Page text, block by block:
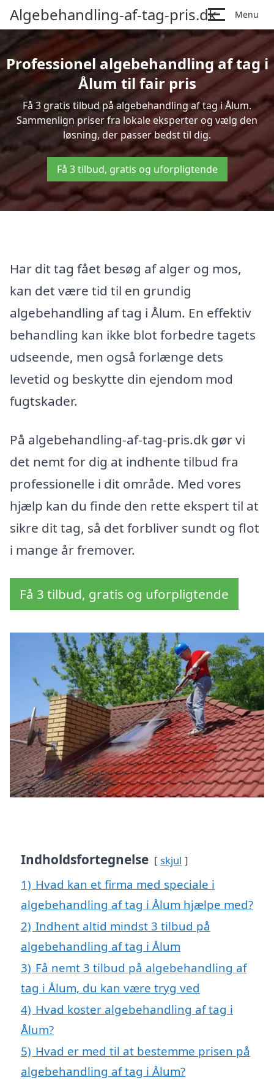
Algebehandling-af-tag-pris.dk Menu
Professionel algebehandling af tag i
Ålum til fair pris
Få 3 gratis tilbud på algebehandling af tag i Ålum.
Sammenlign priser fra lokale eksperter og vælg den
løsning, der passer bedst til dig.
Få 3 tilbud, gratis og uforpligtende
Har dit tag fået besøg af alger og mos,
kan det være tid til en grundig
algebehandling af tag i Ålum. En effektiv
behandling kan ikke blot forbedre tagets
udseende, men også forlænge dets
levetid og beskytte din ejendom mod
fugtskader.
På algebehandling-af-tag-pris.dk gør vi
det nemt for dig at indhente tilbud fra
professionelle i dit område. Med vores
hjælp kan du finde den rette ekspert til at
sikre dit tag, så det forbliver sundt og flot
i mange år fremover.
Få 3 tilbud, gratis og uforpligtende
Indholdsfortegnelse skjul
1) Hvad kan et firma med speciale i
algebehandling af tag i Ålum hjælpe med?
2) Indhent altid mindst 3 tilbud på
algebehandling af tag i Ålum
3) Få nemt 3 tilbud på algebehandling af
tag i Ålum, du kan være tryg ved
4) Hvad koster algebehandling af tag i
Ålum?
5) Hvad er med til at bestemme prisen på
algebehandling af tag i Ålum?